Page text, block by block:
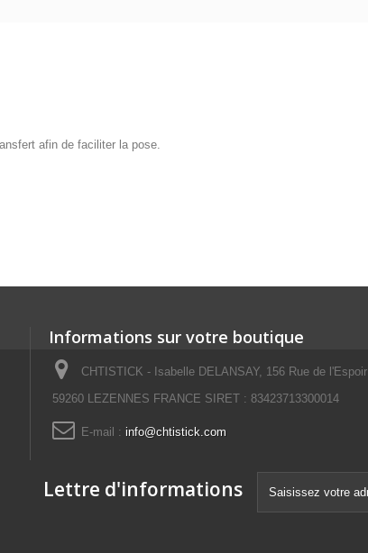
afin de faciliter la pose.
Informations sur votre boutique
CHTISTICK - Isabelle DELANSAY, 156 Rue de l'Espoir
59260 LEZENNES FRANCE SIRET : 83423713300014
E-mail : info@chtistick.com
Lettre d'informations